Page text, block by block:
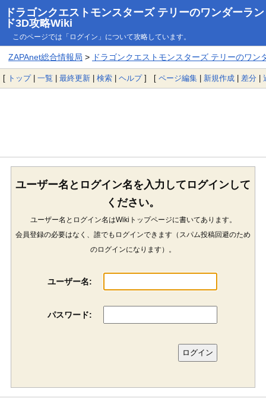
ドラゴンクエストモンスターズ テリーのワンダーラン
ド3D攻略Wiki
このページでは「ログイン」について攻略しています。
ZAPAnet総合情報局 > ドラゴンクエストモンスターズ テリーのワン
[ トップ| 一覧 | 最終更新 | 検索 | ヘルプ] [ ページ編集 | 新規作成 | 差分 |
ユーザー名とログイン名を入力してログインして
ください。
ユーザー名とログイン名はWikiトップページに書いてあります。
会員登録の必要はなく、誰でもログインできます（スパム投稿回避のため
のログインになります）。
ユーザー名:
パスワード: